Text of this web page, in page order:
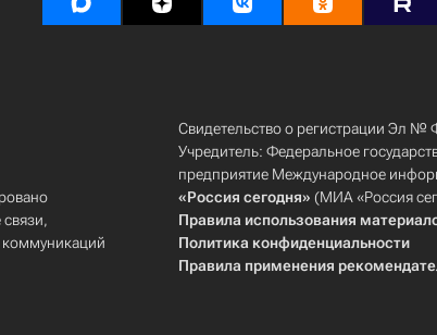
Свидетельство о регистрации Эл №
Учредитель: Федеральное
предприятие Международное
«Россия сегодня» (МИА «Россия
Правила использования
Политика конфиденциальности
Правила применения